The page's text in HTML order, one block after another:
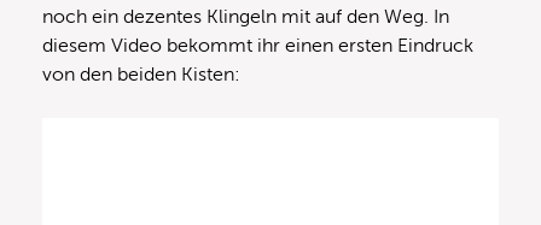
noch ein dezentes Klingeln mit auf den Weg. In
diesem Video bekommt ihr einen ersten Eindruck
von den beiden Kisten: